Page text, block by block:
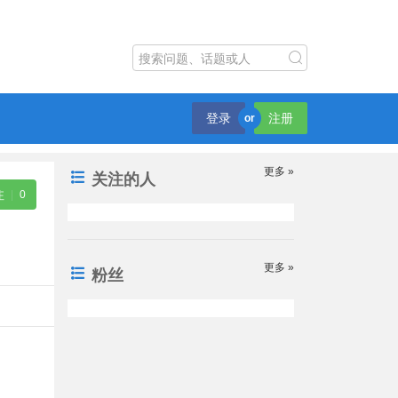
登录 or 注册
0
更多 »
关注的人
更多 »
粉丝